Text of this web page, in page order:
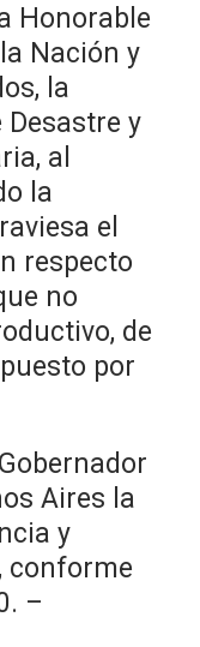
Honorable
Nación y
la
Desastre y
al
la
el
respecto
no
de
por
Aires la
y
conforme
–